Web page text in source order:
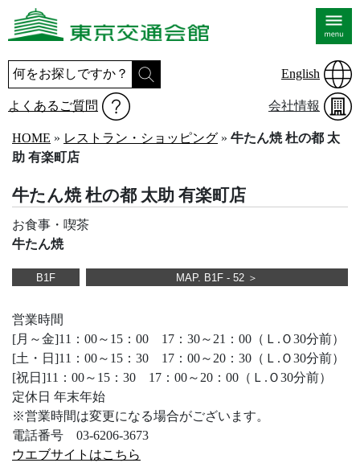
よくあるご質問
English
会社情報
HOME » レストラン・ショッピング » 牛たん焼 杜の都 太
助 有楽町店
牛たん焼 杜の都 太助 有楽町店
お食事・喫茶
牛たん焼
B1F MAP. B1F - 52 ＞
営業時間
[月～金]11：00～15：00 17：30～21：00（Ｌ.Ｏ30分前）
[土・日]11：00～15：30 17：00～20：30（Ｌ.Ｏ30分前）
[祝日]11：00～15：30 17：00～20：00（Ｌ.Ｏ30分前）
定休日 年末年始
※営業時間は変更になる場合がございます。
電話番号 03-6206-3673
ウエブサイトはこちら